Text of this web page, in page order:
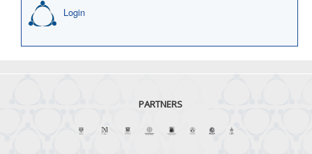
Login
PARTNERS